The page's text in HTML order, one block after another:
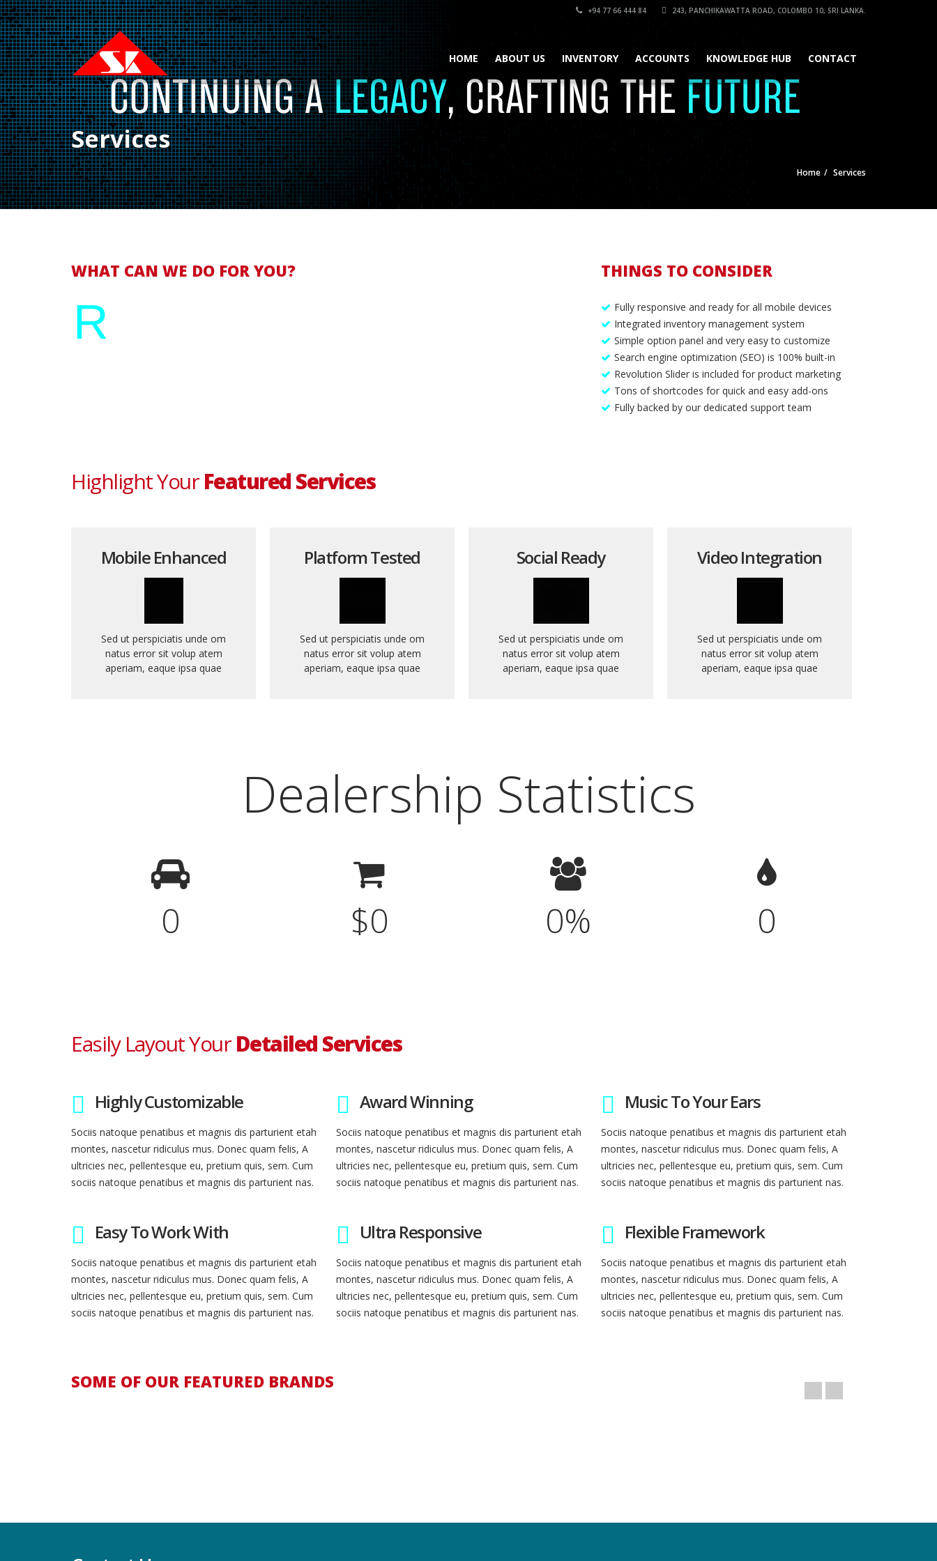
+94 77 66 444 84 243, PANCHIKAWATTA ROAD, COLOMBO 10, SRI LANKA.
HOME ABOUT US INVENTORY ACCOUNTS KNOWLEDGE HUB CONTACT
Services
Home Services
WHAT CAN WE DO FOR YOU?
R
THINGS TO CONSIDER
Fully responsive and ready for all mobile devices
Integrated inventory management system
Simple option panel and very easy to customize
Search engine optimization (SEO) is 100% built-in
Revolution Slider is included for product marketing
Tons of shortcodes for quick and easy add-ons
Fully backed by our dedicated support team
Highlight YourFeatured Services
Mobile Enhanced
Sed ut perspiciatis unde om
natus error sit volup atem
aperiam, eaque ipsa quae
Platform Tested
Sed ut perspiciatis unde om
natus error sit volup atem
aperiam, eaque ipsa quae
Social Ready
Sed ut perspiciatis unde om
natus error sit volup atem
aperiam, eaque ipsa quae
Video Integration
Sed ut perspiciatis unde om
natus error sit volup atem
aperiam, eaque ipsa quae
Dealership Statistics
0 $0 0% 0
Easily Layout YourDetailed Services
Highly Customizable
Sociis natoque penatibus et magnis dis parturient etah
montes, nascetur ridiculus mus. Donec quam felis, A
ultricies nec, pellentesque eu, pretium quis, sem. Cum
sociis natoque penatibus et magnis dis parturient nas.
Award Winning
Sociis natoque penatibus et magnis dis parturient etah
montes, nascetur ridiculus mus. Donec quam felis, A
ultricies nec, pellentesque eu, pretium quis, sem. Cum
sociis natoque penatibus et magnis dis parturient nas.
Music To Your Ears
Sociis natoque penatibus et magnis dis parturient etah
montes, nascetur ridiculus mus. Donec quam felis, A
ultricies nec, pellentesque eu, pretium quis, sem. Cum
sociis natoque penatibus et magnis dis parturient nas.
Easy To Work With
Sociis natoque penatibus et magnis dis parturient etah
montes, nascetur ridiculus mus. Donec quam felis, A
ultricies nec, pellentesque eu, pretium quis, sem. Cum
sociis natoque penatibus et magnis dis parturient nas.
Ultra Responsive
Sociis natoque penatibus et magnis dis parturient etah
montes, nascetur ridiculus mus. Donec quam felis, A
ultricies nec, pellentesque eu, pretium quis, sem. Cum
sociis natoque penatibus et magnis dis parturient nas.
Flexible Framework
Sociis natoque penatibus et magnis dis parturient etah
montes, nascetur ridiculus mus. Donec quam felis, A
ultricies nec, pellentesque eu, pretium quis, sem. Cum
sociis natoque penatibus et magnis dis parturient nas.
SOME OF OUR FEATURED BRANDS